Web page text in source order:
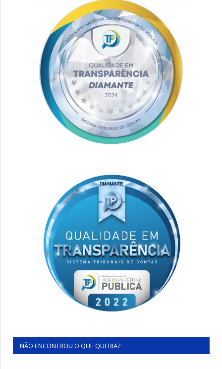
NÃO ENCONTROU O QUE QUERIA?